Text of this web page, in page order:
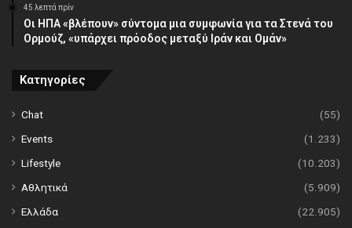
45 λεπτά πρίν
Οι ΗΠΑ «βλέπουν» σύντομα μια συμφωνία για τα Στενά του
Ορμούζ, «υπάρχει πρόοδος μεταξύ Ιράν και Ομάν»
Κατηγορίες
Chat
(55)
Events
(1.233)
Lifestyle
(10.203)
Αθλητικά
(5.909)
Ελλάδα
(22.905)